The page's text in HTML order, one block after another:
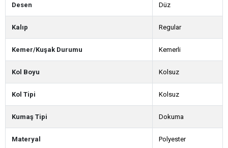
Desen Düz
Kalıp Regular
Kemer/Kuşak Durumu Kemerli
Kol Boyu Kolsuz
Kol Tipi Kolsuz
Kumaş Tipi Dokuma
Materyal Polyester